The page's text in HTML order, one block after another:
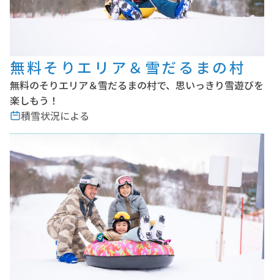
無料そりエリア＆雪だるまの村
無料のそりエリア＆雪だるまの村で、思いっきり雪遊びを
楽しもう！
積雪状況による